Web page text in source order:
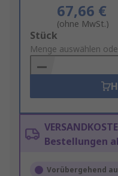
67,66 €
(ohne MwSt.)
Add
to
Basket
Stück
Menge auswählen
Bestellungen
Vorübergehend